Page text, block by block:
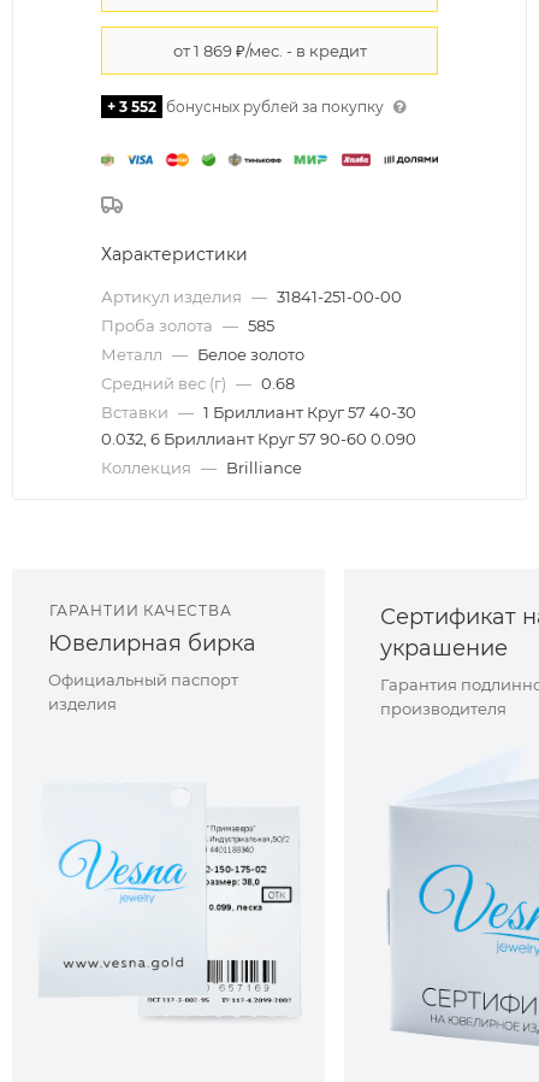
+ 3 552 бонусных рублей за покупку
Характеристики
Артикул изделия — 31841-251-00-00
Проба золота — 585
Металл — Белое золото
Средний вес (г) — 0.68
Вставки — 1 Бриллиант Круг 57 40-30
0.032, 6 Бриллиант Круг 57 90-60 0.090
Коллекция — Brilliance
ГАРАНТИИ КАЧЕСТВА
Ювелирная бирка
Официальный паспорт
изделия
Сертификат
украшение
Гарантия
производителя